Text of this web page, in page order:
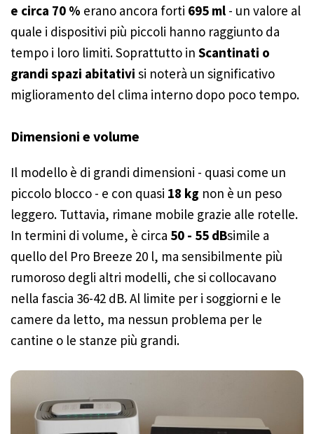
e circa 70 % erano ancora forti 695 ml - un valore al
quale i dispositivi più piccoli hanno raggiunto da
tempo i loro limiti. Soprattutto in Scantinati o
grandi spazi abitativi si noterà un significativo
miglioramento del clima interno dopo poco tempo.
Dimensioni e volume
Il modello è di grandi dimensioni - quasi come un
piccolo blocco - e con quasi 18 kg non è un peso
leggero. Tuttavia, rimane mobile grazie alle rotelle.
In termini di volume, è circa 50 - 55 dBsimile a
quello del Pro Breeze 20 l, ma sensibilmente più
rumoroso degli altri modelli, che si collocavano
nella fascia 36-42 dB. Al limite per i soggiorni e le
camere da letto, ma nessun problema per le
cantine o le stanze più grandi.